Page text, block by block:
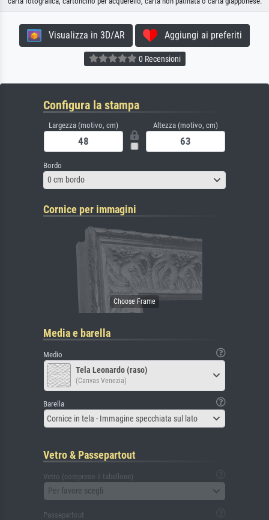
Visualizza in 3D/AR Aggiungi ai preferiti
0 Recensioni
Configura la stampa
Largezza (motivo, cm) Altezza (motivo, cm)
Bordo
0 cm bordo
Cornice per immagini
Media e barella
Medio
Tela Leonardo (raso)
(Canvas Venezia)
Barella
Cornice in tela - Immagine specchiata sul lato
Vetro & Passepartout
Vetro (compreso il tabellone)
Per favore scegli
Passepartout